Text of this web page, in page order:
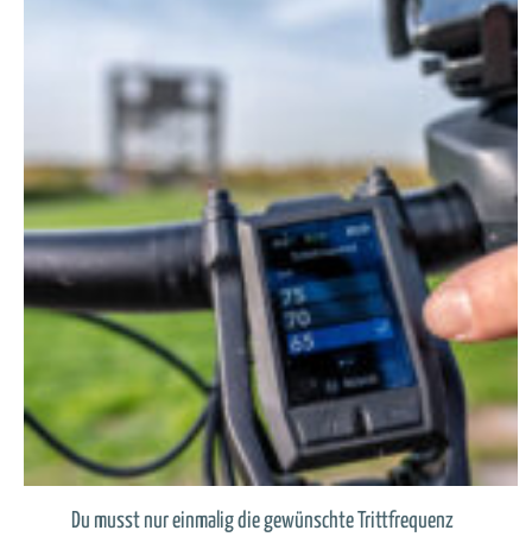
Du musst nur einmalig die gewünschte Trittfrequenz